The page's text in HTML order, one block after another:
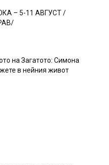
– 5-11 АВГУСТ /
на Загатото: Симона
в нейния живот